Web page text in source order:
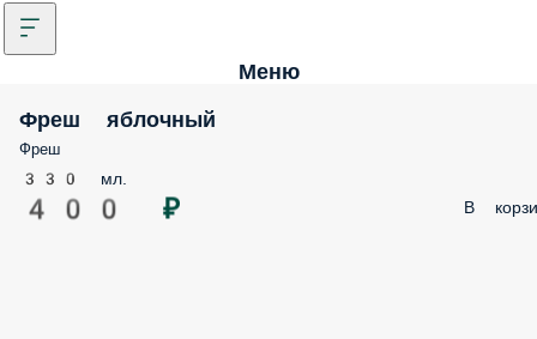
Меню
Фреш яблочный
Фреш
330 мл.
400 ₽ В